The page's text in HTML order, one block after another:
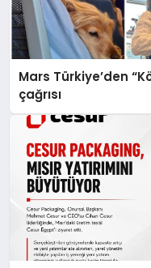
Mars Türkiye’den
çağrısı